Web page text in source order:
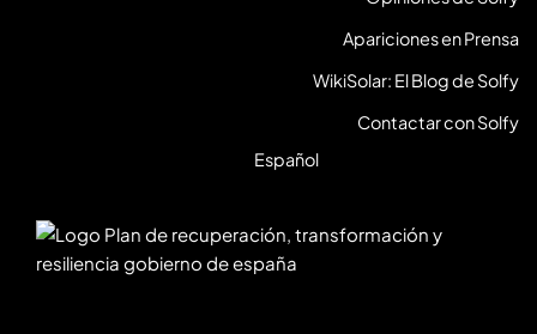
Apariciones en Prensa
WikiSolar: El Blog de Solfy
Contactar con Solfy
Español